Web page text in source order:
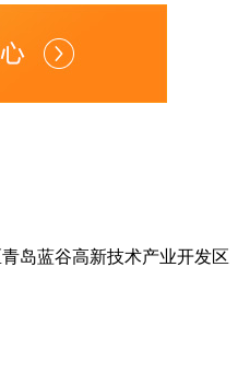
岛蓝谷高新技术产业开发区